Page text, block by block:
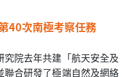
40次南極考察任務
院去年共建「航天安全及
合研發了極端自然及網絡